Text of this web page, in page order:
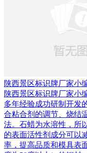
陕西景区标识牌厂家小
陕西景区标识牌厂家小
多年经验成功研制开发
合粘合剂的调节、烧结
法。石蜡为水溶性，所
的表面活性剂成分可以
率，提高品质和模具表